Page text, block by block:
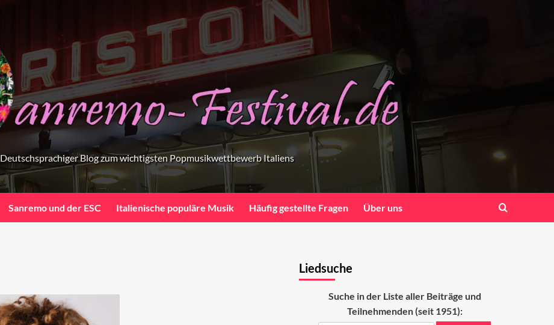
Deutschsprachiger Blog zum wichtigsten Popmusikwettbewerb Italiens
Sanremo und der ESC Italienische populäre Musik Häufig gestellte Fragen Über uns
Liedsuche
Suche in der Liste aller Beiträge und
Teilnehmenden (seit 1951):